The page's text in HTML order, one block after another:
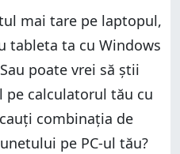
mai tare pe laptopul,
tableta ta cu Windows
poate vrei să știi
pe calculatorul tău cu
combinația de
pe PC-ul tău?